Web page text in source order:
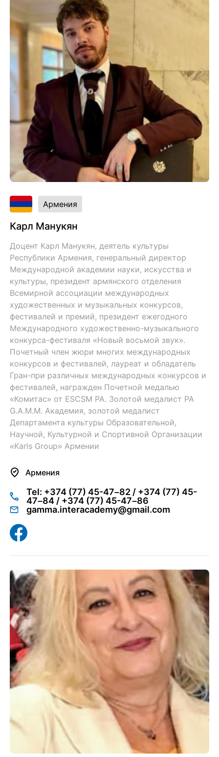
Армения
Карл Манукян
Доцент Карл Манукян, деятель культуры
Республики Армения, генеральный директор
Международной академии науки, искусства и
культуры, президент армянского отделения
Всемирной ассоциации международных
художественных и музыкальных конкурсов,
фестивалей и премий, президент ежегодного
Международного художественно-музыкального
конкурса-фестиваля «Новый восьмой звук».
Почетный член жюри многих международных
конкурсов и фестивалей, лауреат и обладатель
Гран-при различных международных конкурсов и
фестивалей, награжден Почетной медалью
«Комитас» от ESCSM РА. Золотой медалист РА
G.A.M.M. Академия, золотой медалист
Департамента культуры Образовательной,
Научной, Культурной и Спортивной Организации
«Karls Group» Армении
Армения
Tel: +374 (77) 45-47–82 / +374 (77) 45-
47–84 / +374 (77) 45-47–86
gamma.interacademy@gmail.com